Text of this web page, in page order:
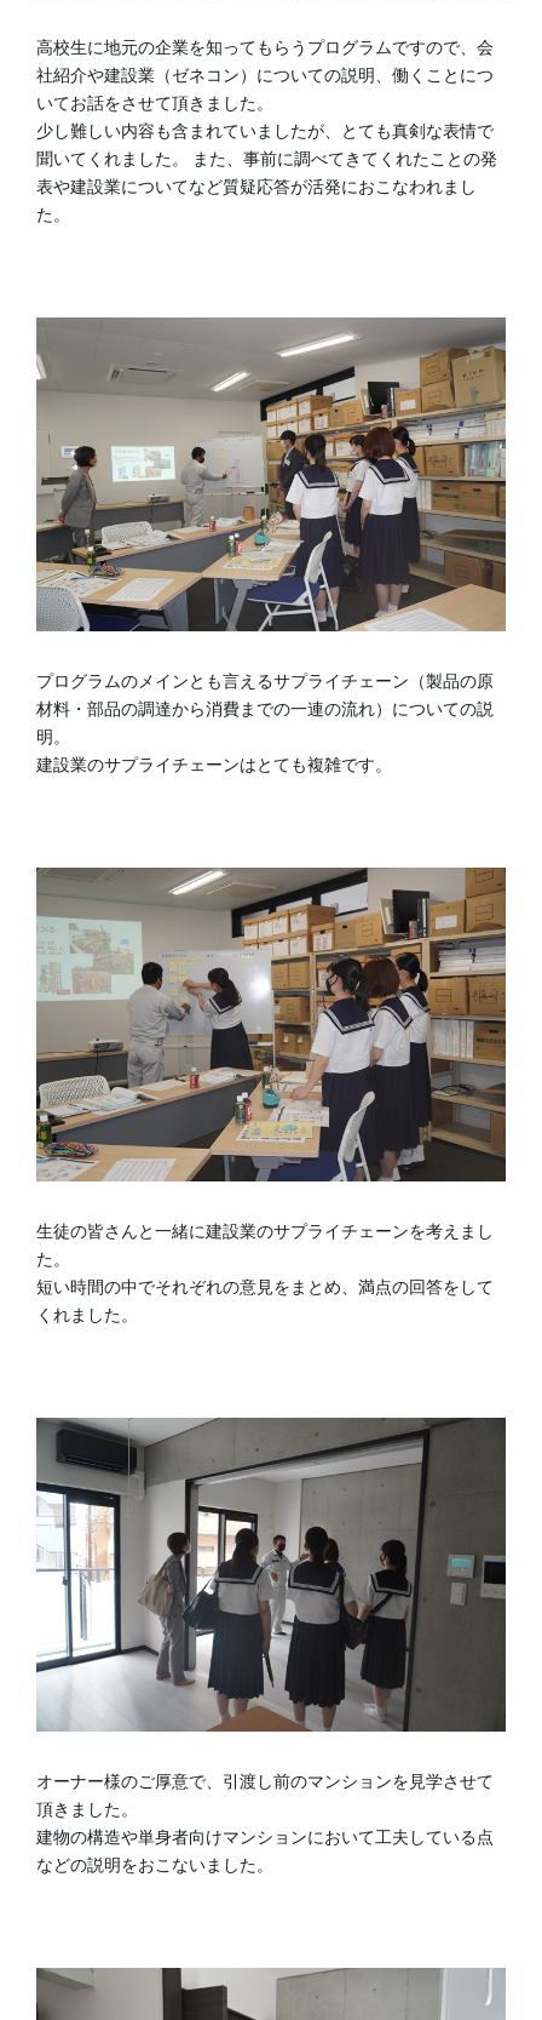
高校生に地元の企業を知ってもらうプログラムですので、会
社紹介や建設業（ゼネコン）についての説明、働くことにつ
いてお話をさせて頂きました。
少し難しい内容も含まれていましたが、とても真剣な表情で
聞いてくれました。 また、事前に調べてきてくれたことの発
表や建設業についてなど質疑応答が活発におこなわれまし
た。
プログラムのメインとも言えるサプライチェーン（製品の原
材料・部品の調達から消費までの一連の流れ）についての説
明。
建設業のサプライチェーンはとても複雑です。
生徒の皆さんと一緒に建設業のサプライチェーンを考えまし
た。
短い時間の中でそれぞれの意見をまとめ、満点の回答をして
くれました。
オーナー様のご厚意で、引渡し前のマンションを見学させて
頂きました。
建物の構造や単身者向けマンションにおいて工夫している点
などの説明をおこないました。